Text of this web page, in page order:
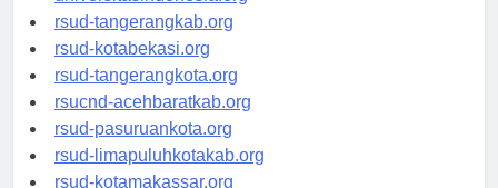
universitasindonesia.org
rsud-tangerangkab.org
rsud-kotabekasi.org
rsud-tangerangkota.org
rsucnd-acehbaratkab.org
rsud-pasuruankota.org
rsud-limapuluhkotakab.org